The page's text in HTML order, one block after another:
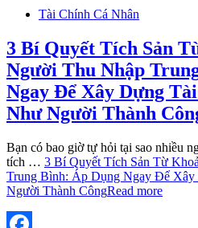
Tài Chính Cá Nhân
3 Bí Quyết Tích Sản
Người Thu Nhập
Ngay Để Xây Dựng
Như Người Thành
Bạn có bao giờ tự hỏi tại sao nhiều
tích … 3 Bí Quyết Tích Sản Từ
Trung Bình: Áp Dụng Ngay Để
Người Thành CôngRead more